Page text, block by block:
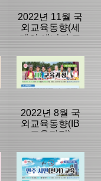
|
2023/01/03
2022년 11월 국
외교육동향(세
계의 에너지 교
육)
분류명 : 국외교
육동향
|
2022/11/09
2022년 8월 국
외교육동향(IB
교육과정)
분류명 : 국외교
육동향